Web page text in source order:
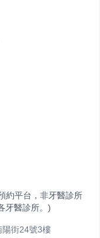
約平台，非牙醫診所
牙醫診所。)
陽街24號3樓